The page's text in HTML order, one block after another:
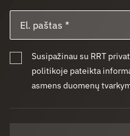
Susipažinau su RRT
politikoje pateikta
asmens duomenų